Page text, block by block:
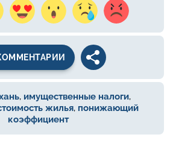
, имущественные налоги,
жилья, понижающий
коэффициент